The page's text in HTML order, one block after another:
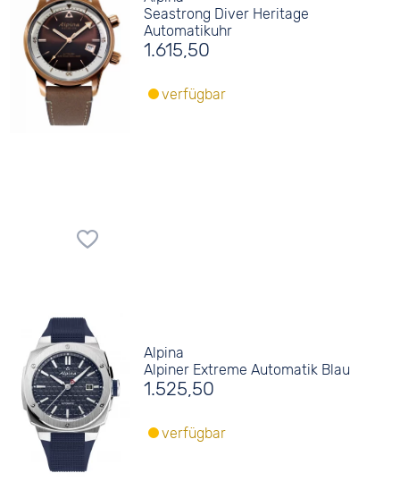
Seastrong Diver Heritage
Automatikuhr
1.615,50
verfügbar
Alpina
Alpiner Extreme Automatik Blau
1.525,50
verfügbar